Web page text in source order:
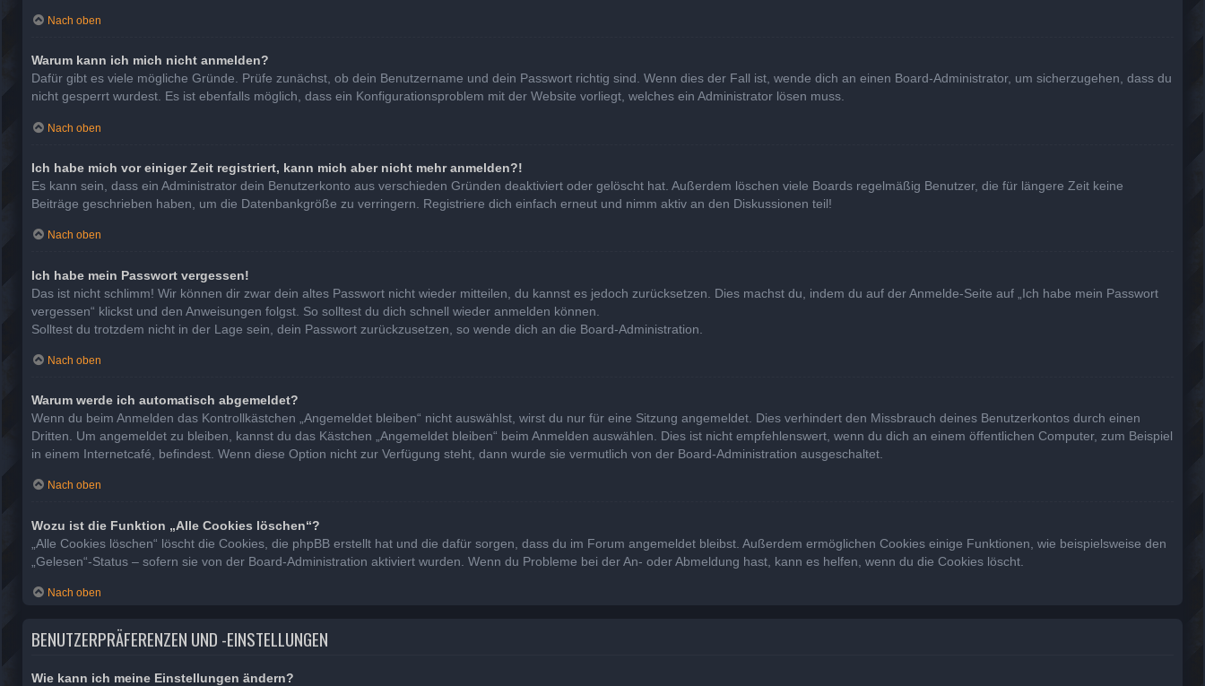
Nach oben
Warum kann ich mich nicht anmelden?
Dafür gibt es viele mögliche Gründe. Prüfe zunächst, ob dein Benutzername und dein Passwort richtig sind. Wenn dies der Fall ist, wende dich an einen Board-Administrator, um sicherzugehen, dass du
nicht gesperrt wurdest. Es ist ebenfalls möglich, dass ein Konfigurationsproblem mit der Website vorliegt, welches ein Administrator lösen muss.
Nach oben
Ich habe mich vor einiger Zeit registriert, kann mich aber nicht mehr anmelden?!
Es kann sein, dass ein Administrator dein Benutzerkonto aus verschieden Gründen deaktiviert oder gelöscht hat. Außerdem löschen viele Boards regelmäßig Benutzer, die für längere Zeit keine
Beiträge geschrieben haben, um die Datenbankgröße zu verringern. Registriere dich einfach erneut und nimm aktiv an den Diskussionen teil!
Nach oben
Ich habe mein Passwort vergessen!
Das ist nicht schlimm! Wir können dir zwar dein altes Passwort nicht wieder mitteilen, du kannst es jedoch zurücksetzen. Dies machst du, indem du auf der Anmelde-Seite auf „Ich habe mein Passwort
vergessen“ klickst und den Anweisungen folgst. So solltest du dich schnell wieder anmelden können.
Solltest du trotzdem nicht in der Lage sein, dein Passwort zurückzusetzen, so wende dich an die Board-Administration.
Nach oben
Warum werde ich automatisch abgemeldet?
Wenn du beim Anmelden das Kontrollkästchen „Angemeldet bleiben“ nicht auswählst, wirst du nur für eine Sitzung angemeldet. Dies verhindert den Missbrauch deines Benutzerkontos durch einen
Dritten. Um angemeldet zu bleiben, kannst du das Kästchen „Angemeldet bleiben“ beim Anmelden auswählen. Dies ist nicht empfehlenswert, wenn du dich an einem öffentlichen Computer, zum Beispiel
in einem Internetcafé, befindest. Wenn diese Option nicht zur Verfügung steht, dann wurde sie vermutlich von der Board-Administration ausgeschaltet.
Nach oben
Wozu ist die Funktion „Alle Cookies löschen“?
„Alle Cookies löschen“ löscht die Cookies, die phpBB erstellt hat und die dafür sorgen, dass du im Forum angemeldet bleibst. Außerdem ermöglichen Cookies einige Funktionen, wie beispielsweise den
„Gelesen“-Status – sofern sie von der Board-Administration aktiviert wurden. Wenn du Probleme bei der An- oder Abmeldung hast, kann es helfen, wenn du die Cookies löscht.
Nach oben
BENUTZERPRÄFERENZEN UND -EINSTELLUNGEN
Wie kann ich meine Einstellungen ändern?